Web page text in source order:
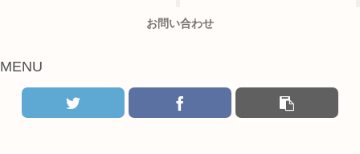
お問い合わせ
MENU